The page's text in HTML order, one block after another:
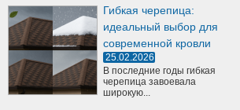
Гибкая черепица:
идеальный выбор для
современной кровли
25.02.2026
В последние годы гибкая
черепица завоевала
широкую...